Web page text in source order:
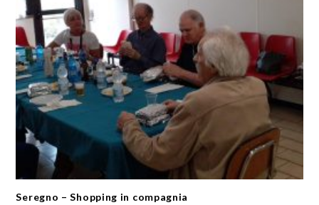
Seregno – Shopping in compagnia